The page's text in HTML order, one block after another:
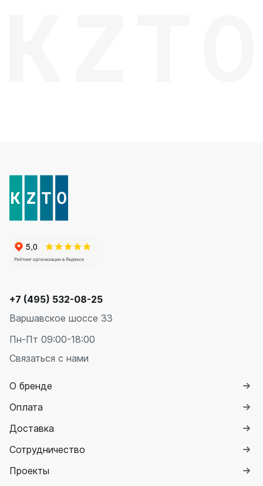
+7 (495) 532-08-25
Варшавское шоссе 33
Пн-Пт 09:00-18:00
Связаться с нами
О бренде
Оплата
Доставка
Сотрудничество
Проекты